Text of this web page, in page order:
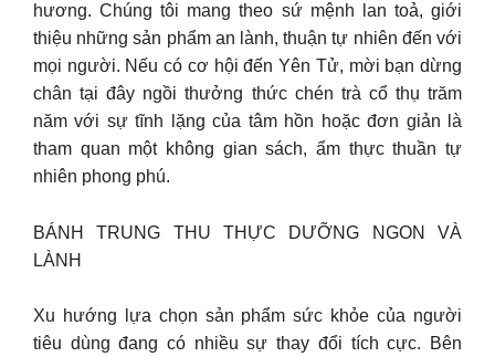
hương. Chúng tôi mang theo sứ mệnh lan toả, giới
thiệu những sản phẩm an lành, thuận tự nhiên đến với
mọi người. Nếu có cơ hội đến Yên Tử, mời bạn dừng
chân tại đây ngồi thưởng thức chén trà cổ thụ trăm
năm với sự tĩnh lặng của tâm hồn hoặc đơn giản là
tham quan một không gian sách, ẩm thực thuần tự
nhiên phong phú.
BÁNH TRUNG THU THỰC DƯỠNG NGON VÀ
LÀNH
Xu hướng lựa chọn sản phẩm sức khỏe của người
tiêu dùng đang có nhiều sự thay đổi tích cực. Bên